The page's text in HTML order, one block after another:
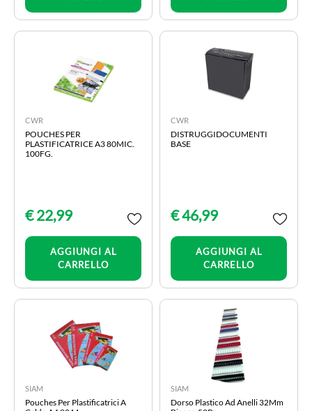
CWR
POUCHES PER
PLASTIFICATRICE A3 80MIC.
100FG.
€ 22,99
AGGIUNGI AL
CARRELLO
CWR
DISTRUGGIDOCUMENTI
BASE
€ 46,99
AGGIUNGI AL
CARRELLO
SIAM
Pouches Per Plastificatrici A
SIAM
Dorso Plastico Ad Anelli 32Mm